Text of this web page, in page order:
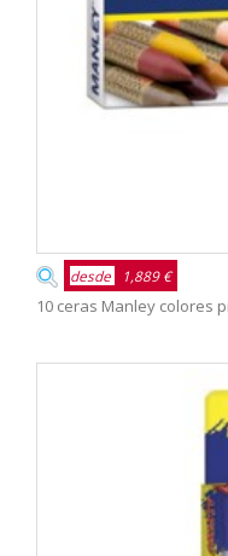
desde 1,889 €
10 ceras Manley colores